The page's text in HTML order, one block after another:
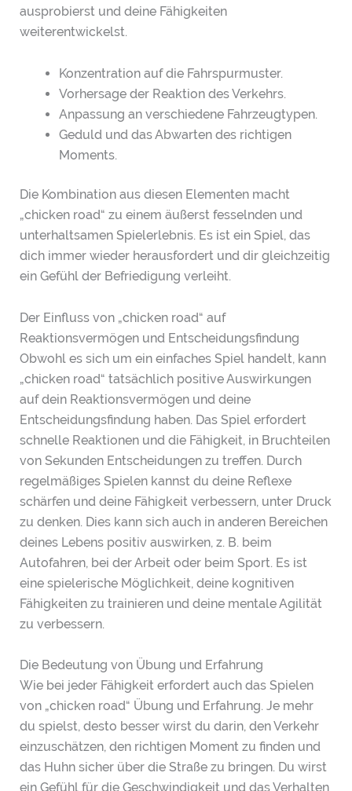
ausprobierst und deine Fähigkeiten
weiterentwickelst.
Konzentration auf die Fahrspurmuster.
Vorhersage der Reaktion des Verkehrs.
Anpassung an verschiedene Fahrzeugtypen.
Geduld und das Abwarten des richtigen
Moments.
Die Kombination aus diesen Elementen macht
„chicken road“ zu einem äußerst fesselnden und
unterhaltsamen Spielerlebnis. Es ist ein Spiel, das
dich immer wieder herausfordert und dir gleichzeitig
ein Gefühl der Befriedigung verleiht.
Der Einfluss von „chicken road“ auf
Reaktionsvermögen und Entscheidungsfindung
Obwohl es sich um ein einfaches Spiel handelt, kann
„chicken road“ tatsächlich positive Auswirkungen
auf dein Reaktionsvermögen und deine
Entscheidungsfindung haben. Das Spiel erfordert
schnelle Reaktionen und die Fähigkeit, in Bruchteilen
von Sekunden Entscheidungen zu treffen. Durch
regelmäßiges Spielen kannst du deine Reflexe
schärfen und deine Fähigkeit verbessern, unter Druck
zu denken. Dies kann sich auch in anderen Bereichen
deines Lebens positiv auswirken, z. B. beim
Autofahren, bei der Arbeit oder beim Sport. Es ist
eine spielerische Möglichkeit, deine kognitiven
Fähigkeiten zu trainieren und deine mentale Agilität
zu verbessern.
Die Bedeutung von Übung und Erfahrung
Wie bei jeder Fähigkeit erfordert auch das Spielen
von „chicken road“ Übung und Erfahrung. Je mehr
du spielst, desto besser wirst du darin, den Verkehr
einzuschätzen, den richtigen Moment zu finden und
das Huhn sicher über die Straße zu bringen. Du wirst
ein Gefühl für die Geschwindigkeit und das Verhalten